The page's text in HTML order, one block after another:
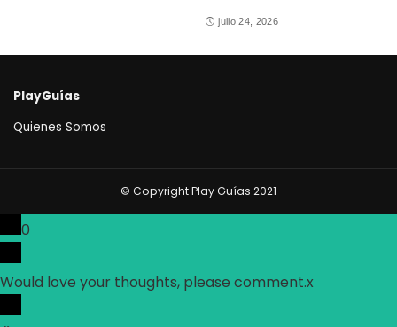
julio 24, 2026
PlayGuías
Quienes Somos
© Copyright Play Guías 2021
0
Would love your thoughts, please comment.x